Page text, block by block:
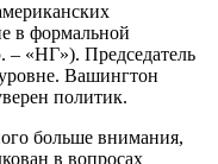
в формальной
– «НГ»). Председатель
Вашингтон
политик.
больше внимания,
в вопросах